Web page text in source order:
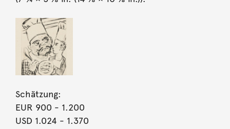
Schätzung:
EUR 900 - 1.200
USD 1.024 - 1.370